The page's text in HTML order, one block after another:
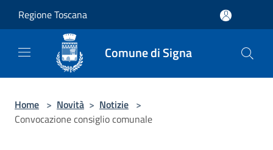
Regione Toscana
Comune di Signa
Home > Novità > Notizie >
Convocazione consiglio comunale